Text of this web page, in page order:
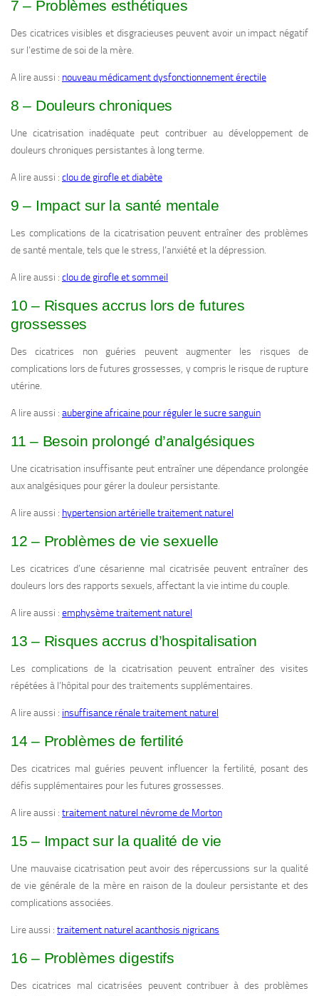
7 – Problèmes esthétiques
Des cicatrices visibles et disgracieuses peuvent avoir un impact négatif
sur l’estime de soi de la mère.
A lire aussi : nouveau médicament dysfonctionnement érectile
8 – Douleurs chroniques
Une cicatrisation inadéquate peut contribuer au développement de
douleurs chroniques persistantes à long terme.
A lire aussi : clou de girofle et diabète
9 – Impact sur la santé mentale
Les complications de la cicatrisation peuvent entraîner des problèmes
de santé mentale, tels que le stress, l’anxiété et la dépression.
A lire aussi : clou de girofle et sommeil
10 – Risques accrus lors de futures
grossesses
Des cicatrices non guéries peuvent augmenter les risques de
complications lors de futures grossesses, y compris le risque de rupture
utérine.
A lire aussi : aubergine africaine pour réguler le sucre sanguin
11 – Besoin prolongé d’analgésiques
Une cicatrisation insuffisante peut entraîner une dépendance prolongée
aux analgésiques pour gérer la douleur persistante.
A lire aussi : hypertension artérielle traitement naturel
12 – Problèmes de vie sexuelle
Les cicatrices d’une césarienne mal cicatrisée peuvent entraîner des
douleurs lors des rapports sexuels, affectant la vie intime du couple.
A lire aussi : emphysème traitement naturel
13 – Risques accrus d’hospitalisation
Les complications de la cicatrisation peuvent entraîner des visites
répétées à l’hôpital pour des traitements supplémentaires.
A lire aussi : insuffisance rénale traitement naturel
14 – Problèmes de fertilité
Des cicatrices mal guéries peuvent influencer la fertilité, posant des
défis supplémentaires pour les futures grossesses.
A lire aussi : traitement naturel névrome de Morton
15 – Impact sur la qualité de vie
Une mauvaise cicatrisation peut avoir des répercussions sur la qualité
de vie générale de la mère en raison de la douleur persistante et des
complications associées.
Lire aussi : traitement naturel acanthosis nigricans
16 – Problèmes digestifs
Des cicatrices mal cicatrisées peuvent contribuer à des problèmes